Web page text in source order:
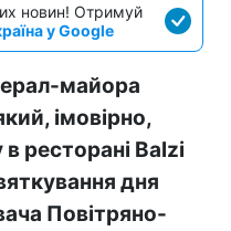
новин! Отримуй
у Google
майора
імовірно,
в ресторані Balzi
дня
Повітряно-